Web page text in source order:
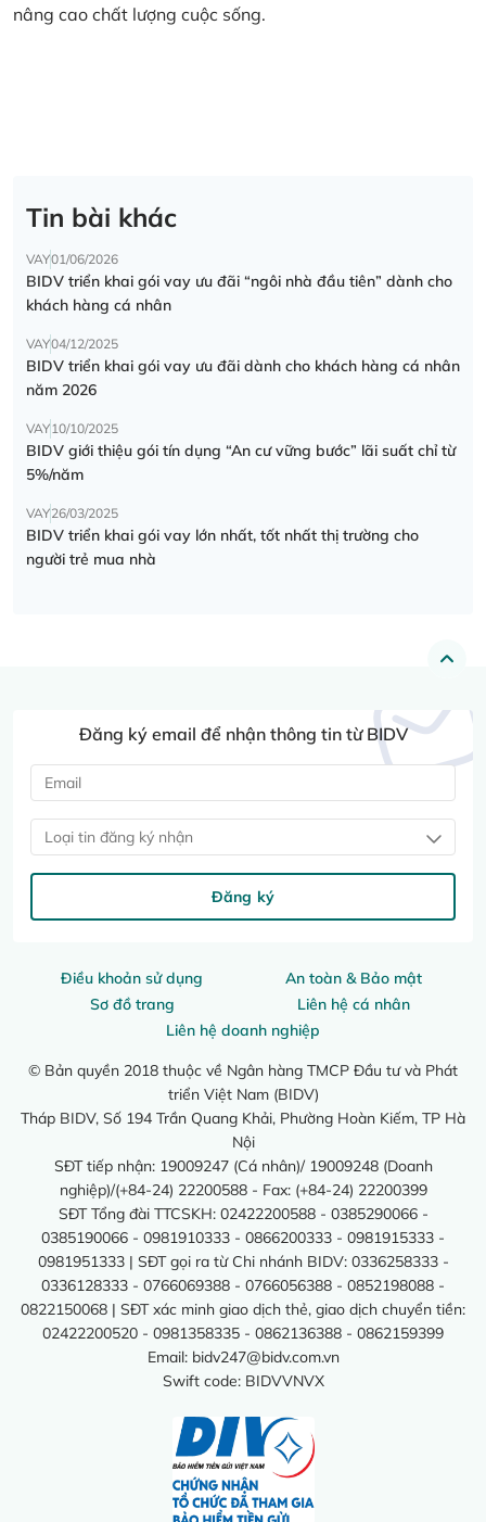
nâng cao chất lượng cuộc sống.
Tin bài khác
VAY01/06/2026
BIDV triển khai gói vay ưu đãi “ngôi nhà đầu tiên” dành cho
khách hàng cá nhân
VAY04/12/2025
BIDV triển khai gói vay ưu đãi dành cho khách hàng cá nhân
năm 2026
VAY10/10/2025
BIDV giới thiệu gói tín dụng “An cư vững bước” lãi suất chỉ từ
5%/năm
VAY26/03/2025
BIDV triển khai gói vay lớn nhất, tốt nhất thị trường cho
người trẻ mua nhà
Điều khoản sử dụng
An toàn & Bảo mật
Sơ đồ trang
Liên hệ cá nhân
Liên hệ doanh nghiệp
© Bản quyền 2018 thuộc về Ngân hàng TMCP Đầu tư và Phát
triển Việt Nam (BIDV)
Tháp BIDV, Số 194 Trần Quang Khải, Phường Hoàn Kiếm, TP Hà
Nội
SĐT tiếp nhận: 19009247 (Cá nhân)/ 19009248 (Doanh
nghiệp)/(+84-24) 22200588 - Fax: (+84-24) 22200399
SĐT Tổng đài TTCSKH: 02422200588 - 0385290066 -
0385190066 - 0981910333 - 0866200333 - 0981915333 -
0981951333 | SĐT gọi ra từ Chi nhánh BIDV: 0336258333 -
0336128333 - 0766069388 - 0766056388 - 0852198088 -
0822150068 | SĐT xác minh giao dịch thẻ, giao dịch chuyển tiền:
02422200520 - 0981358335 - 0862136388 - 0862159399
Email: bidv247@bidv.com.vn
Swift code: BIDVVNVX
Đăng ký email để nhận thông tin từ BIDV
Loại tin đăng ký nhận
Đăng ký